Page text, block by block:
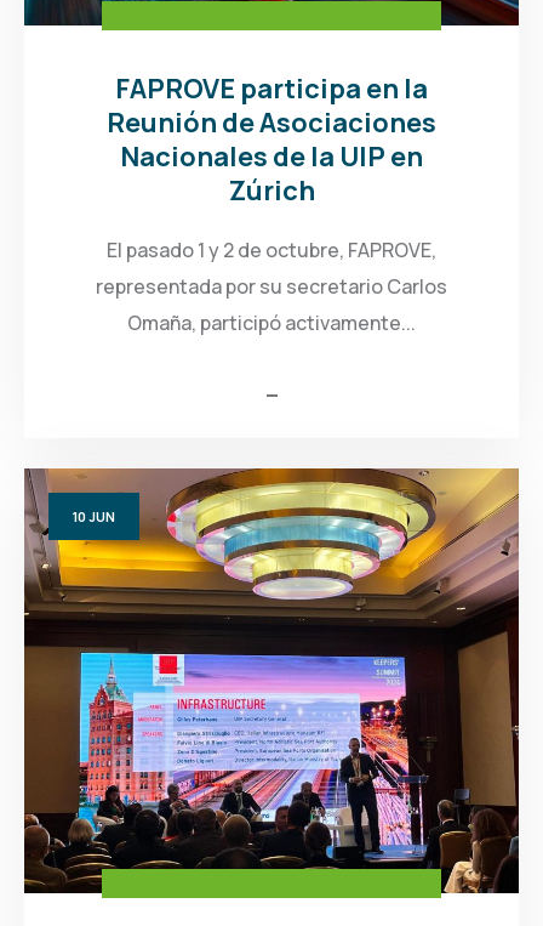
FAPROVE participa en la
Reunión de Asociaciones
Nacionales de la UIP en
Zúrich
El pasado 1 y 2 de octubre, FAPROVE,
representada por su secretario Carlos
Omaña, participó activamente...
10JUN